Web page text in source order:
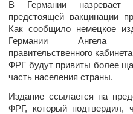
В Германии назревает
предстоящей вакцинации
Как сообщило немецкое
Германии Ангела
правительственного
ФРГ будут привиты более
часть населения страны.
Издание ссылается на
ФРГ, который подтвердил,